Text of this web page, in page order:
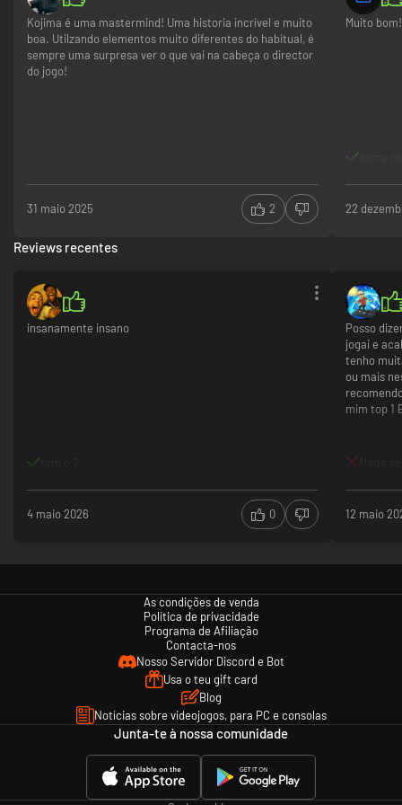
Kojima é uma mastermind! Uma historia incrível e muito
boa. Utilzando elementos muito diferentes do habitual, é
sempre uma surpresa ver o que vai na cabeça o director
do jogo!
31 maio 2025 2
Muito bom!
22
Reviews recentes
insanamente insano
4 maio 2026 0
Posso
jogai e
tenho
ou mais
mim top 1
12 maio
As condições de venda
Política de privacidade
Programa de Afiliação
Contacta-nos
Nosso Servidor Discord e Bot
Usa o teu gift card
Blog
Notícias sobre videojogos, para PC e consolas
Junta-te à nossa comunidade